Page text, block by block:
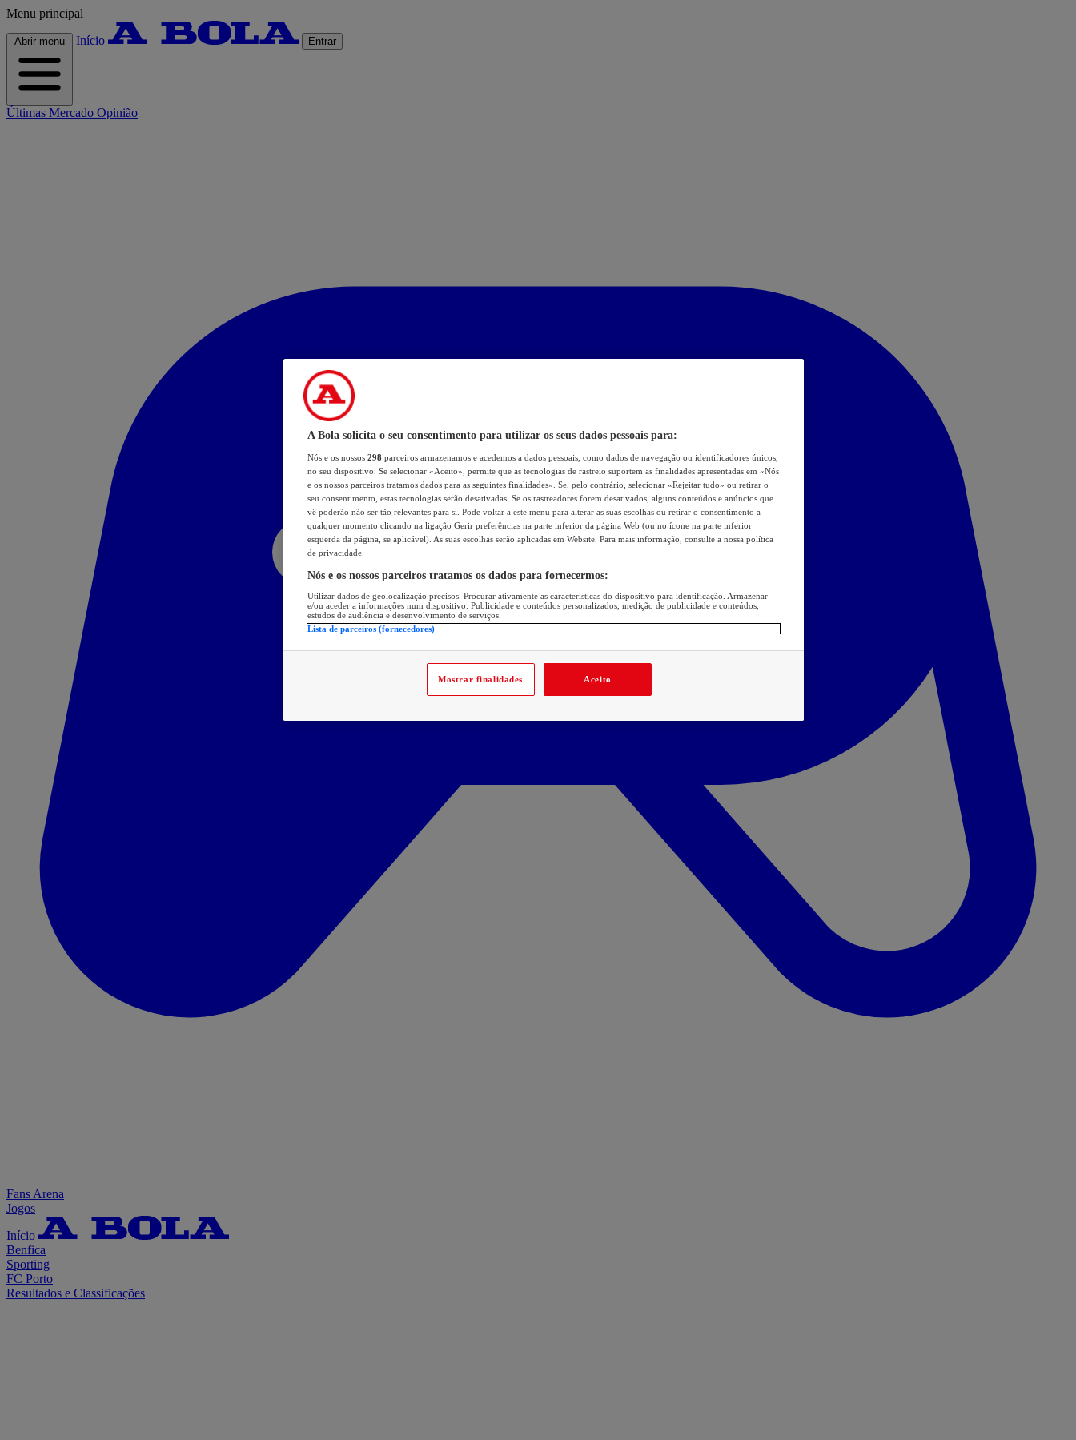
Menu principal
Abrir menu Início Entrar
Últimas Mercado Opinião
Fans Arena
Jogos
Início
Benfica
Sporting
FC Porto
Resultados e Classificações
A Bola solicita o seu consentimento para utilizar os seus dados pessoais para:
Nós e os nossos 298 parceiros armazenamos e acedemos a dados pessoais, como dados de navegação ou identificadores únicos,
no seu dispositivo. Se selecionar «Aceito», permite que as tecnologias de rastreio suportem as finalidades apresentadas em «Nós
e os nossos parceiros tratamos dados para as seguintes finalidades». Se, pelo contrário, selecionar «Rejeitar tudo» ou retirar o
seu consentimento, estas tecnologias serão desativadas. Se os rastreadores forem desativados, alguns conteúdos e anúncios que
vê poderão não ser tão relevantes para si. Pode voltar a este menu para alterar as suas escolhas ou retirar o consentimento a
qualquer momento clicando na ligação Gerir preferências na parte inferior da página Web (ou no ícone na parte inferior
esquerda da página, se aplicável). As suas escolhas serão aplicadas em Website. Para mais informação, consulte a nossa política
de privacidade.
Nós e os nossos parceiros tratamos os dados para fornecermos:
Utilizar dados de geolocalização precisos. Procurar ativamente as características do dispositivo para identificação. Armazenar
e/ou aceder a informações num dispositivo. Publicidade e conteúdos personalizados, medição de publicidade e conteúdos,
estudos de audiência e desenvolvimento de serviços.
Lista de parceiros (fornecedores)
Mostrar finalidades Aceito